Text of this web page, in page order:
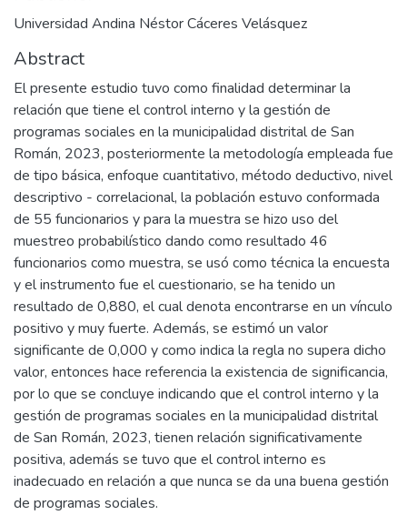
Universidad Andina Néstor Cáceres Velásquez
Abstract
El presente estudio tuvo como finalidad determinar la
relación que tiene el control interno y la gestión de
programas sociales en la municipalidad distrital de San
Román, 2023, posteriormente la metodología empleada fue
de tipo básica, enfoque cuantitativo, método deductivo, nivel
descriptivo - correlacional, la población estuvo conformada
de 55 funcionarios y para la muestra se hizo uso del
muestreo probabilístico dando como resultado 46
funcionarios como muestra, se usó como técnica la encuesta
y el instrumento fue el cuestionario, se ha tenido un
resultado de 0,880, el cual denota encontrarse en un vínculo
positivo y muy fuerte. Además, se estimó un valor
significante de 0,000 y como indica la regla no supera dicho
valor, entonces hace referencia la existencia de significancia,
por lo que se concluye indicando que el control interno y la
gestión de programas sociales en la municipalidad distrital
de San Román, 2023, tienen relación significativamente
positiva, además se tuvo que el control interno es
inadecuado en relación a que nunca se da una buena gestión
de programas sociales.